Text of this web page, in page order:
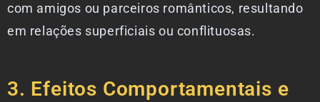
com amigos ou parceiros românticos, resultando
em relações superficiais ou conflituosas.
3. Efeitos Comportamentais e